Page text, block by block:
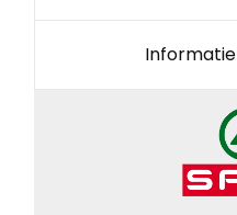
Informatie